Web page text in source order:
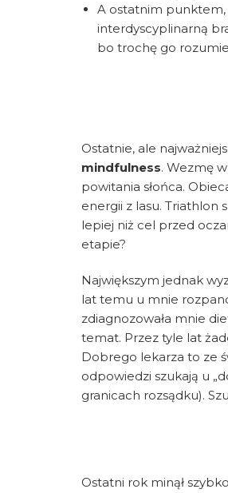
A ostatnim
interdyscyplinarną
bo trochę go
Ostatnie, ale
mindfulness. Wezmę
powitania słońca.
energii z lasu. Triathlon
lepiej niż cel przed
etapie?
Największym jednak
lat temu u mnie
zdiagnozowała mnie
temat. Przez tyle lat
Dobrego lekarza to ze
odpowiedzi szukają u
granicach rozsądku).
Ostatni rok minął